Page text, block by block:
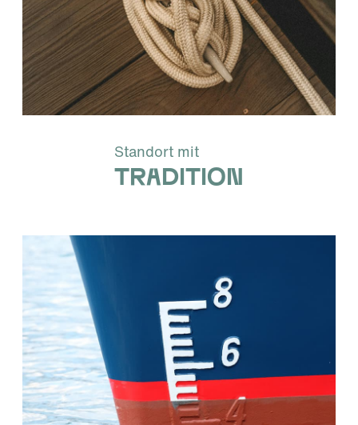
Standort mit
Tradition